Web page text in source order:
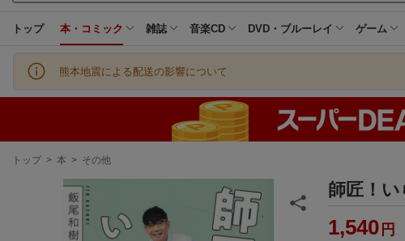
トップ 本・コミック 雑誌 音楽CD DVD・ブルーレイ ゲーム
熊本地震による配送の影響について
現
トップ > 本 > その他
師匠！
1,540 円